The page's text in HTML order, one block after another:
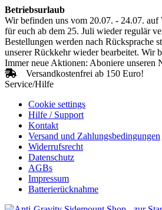
Betriebsurlaub
Wir befinden uns vom 20.07. - 24.07. auf
für euch ab dem 25. Juli wieder regulär
Bestellungen werden nach Rücksprache
unserer Rückkehr wieder bearbeitet. Wir
Immer neue Aktionen: Aboniere unseren
Versandkostenfrei ab 150 Euro!
Service/Hilfe
Cookie settings
Hilfe / Support
Kontakt
Versand und Zahlungsbedingungen
Widerrufsrecht
Datenschutz
AGBs
Impressum
Batterierücknahme